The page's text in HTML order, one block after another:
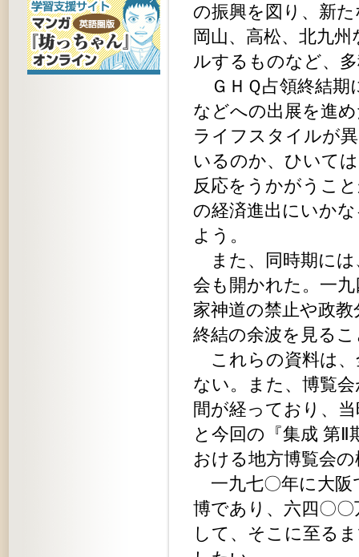
の振興を図り、新
岡山、高松、北九
ルするものなど、
ＧＨＱ占領終結期
などへの出展を進
ライフスタイルが
いるのか、ひいて
反応をうかがうこ
の経済進出にいか
よう。
また、同時期には
会も開かれた。一
家神道の禁止や政
終結の余波を見る
これらの資料は、
ない。また、博覧
間が経っており、
と今回の『集成 第
おける地方博覧会
一九七〇年に大阪
博であり、六四〇
して、そこに至る